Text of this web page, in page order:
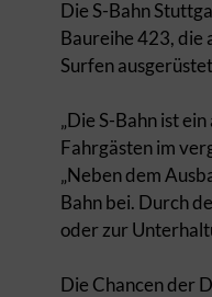
Die S-Bahn
Baureihe 423, die
Surfen
„Die S-Bahn ist
Fahrgästen im
„Neben dem
Bahn bei. Durch
oder zur
Die Chancen der